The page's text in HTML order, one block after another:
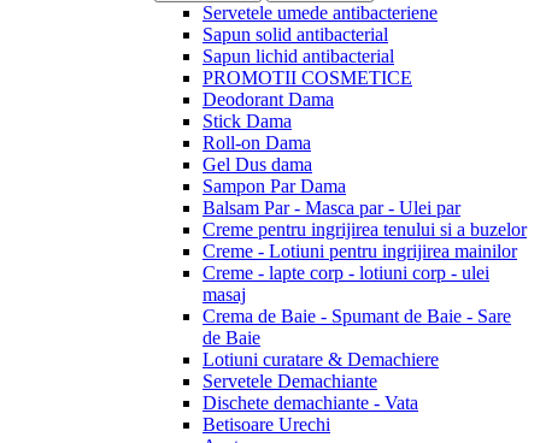
Servetele umede antibacteriene
Sapun solid antibacterial
Sapun lichid antibacterial
PROMOTII COSMETICE
Deodorant Dama
Stick Dama
Roll-on Dama
Gel Dus dama
Sampon Par Dama
Balsam Par - Masca par - Ulei par
Creme pentru ingrijirea tenului si a buzelor
Creme - Lotiuni pentru ingrijirea mainilor
Creme - lapte corp - lotiuni corp - ulei
masaj
Crema de Baie - Spumant de Baie - Sare
de Baie
Lotiuni curatare & Demachiere
Servetele Demachiante
Dischete demachiante - Vata
Betisoare Urechi